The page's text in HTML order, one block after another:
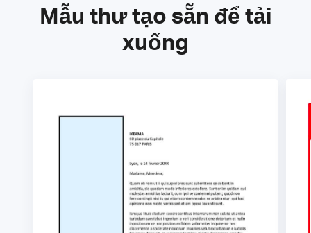
Mẫu thư tạo sẵn để tải
xuống